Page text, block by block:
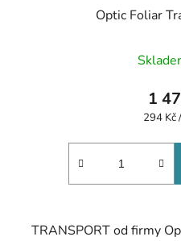
Optic Foliar
1
Měrná
294 Kč
TRANSPORT od firmy